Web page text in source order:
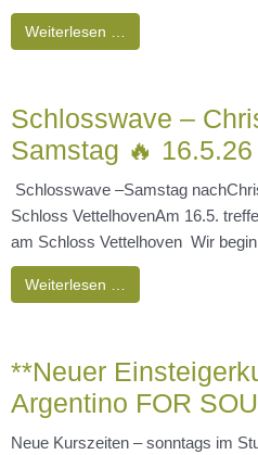
Weiterlesen …
Schlosswave –
Samstag 🔥
Schlosswave –Samstag
Schloss VettelhovenAm 16.5.
am Schloss Vettelhoven Wir
Weiterlesen …
**Neuer
Argentino FOR
Neue Kurszeiten – sonntags im